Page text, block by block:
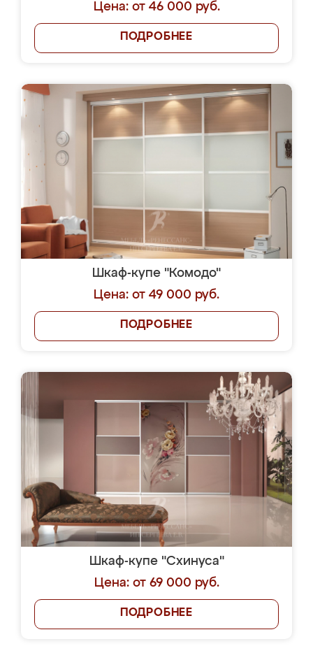
Цена: от 46 000 руб.
ПОДРОБНЕЕ
Шкаф-купе "Комодо"
Цена: от 49 000 руб.
ПОДРОБНЕЕ
Шкаф-купе "Схинуса"
Цена: от 69 000 руб.
ПОДРОБНЕЕ